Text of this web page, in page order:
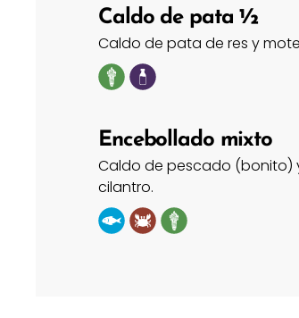
Caldo de pata ½
Caldo de pata de res y
Encebollado mixto
Caldo de pescado (bonito)
cilantro.